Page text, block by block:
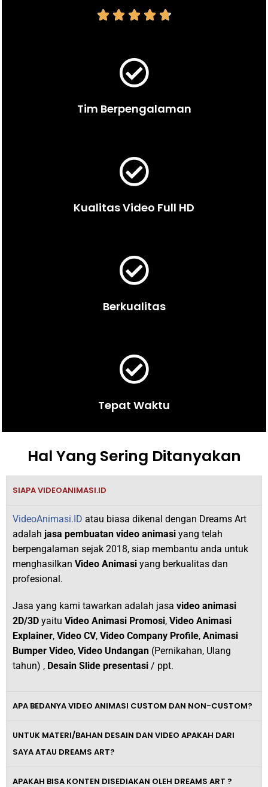
    
Tim Berpengalaman
Kualitas Video Full HD
Berkualitas
Tepat Waktu
Hal Yang Sering Ditanyakan
SIAPA VIDEOANIMASI.ID
VideoAnimasi.ID atau biasa dikenal dengan Dreams Art
adalah jasa pembuatan video animasi yang telah
berpengalaman sejak 2018, siap membantu anda untuk
menghasilkan Video Animasi yang berkualitas dan
profesional.
Jasa yang kami tawarkan adalah jasa video animasi
2D/3D yaitu Video Animasi Promosi, Video Animasi
Explainer, Video CV, Video Company Profile, Animasi
Bumper Video, Video Undangan (Pernikahan, Ulang
tahun) , Desain Slide presentasi / ppt.
APA BEDANYA VIDEO ANIMASI CUSTOM DAN NON-CUSTOM?
UNTUK MATERI/BAHAN DESAIN DAN VIDEO APAKAH DARI
SAYA ATAU DREAMS ART?
APAKAH BISA KONTEN DISEDIAKAN OLEH DREAMS ART ?